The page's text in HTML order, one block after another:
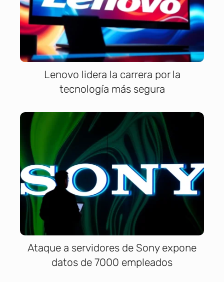
Lenovo lidera la carrera por la
tecnología más segura
Ataque a servidores de Sony expone
datos de 7000 empleados